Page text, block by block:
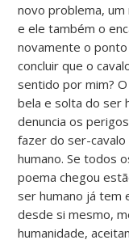
novo problema,
e ele também o
novamente o ponto
concluir que o
sentido por mim?
bela e solta do ser
denuncia os
fazer do ser-cavalo
humano. Se todos
poema chegou
ser humano já
desde si mesmo,
humanidade,